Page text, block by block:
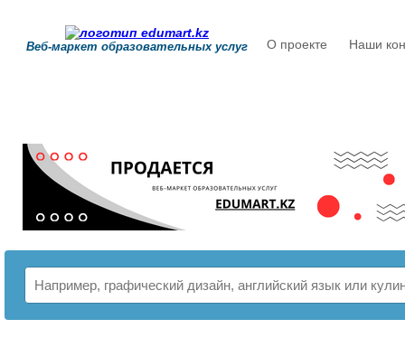
Веб-маркет образовательных услуг О проекте Наши